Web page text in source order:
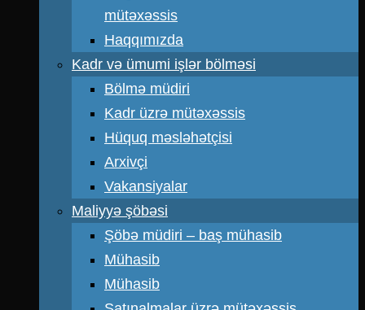
mütəxəssis
Haqqımızda
Kadr və ümumi işlər bölməsi
Bölmə müdiri
Kadr üzrə mütəxəssis
Hüquq məsləhətçisi
Arxivçi
Vakansiyalar
Maliyyə şöbəsi
Şöbə müdiri – baş mühasib
Mühasib
Mühasib